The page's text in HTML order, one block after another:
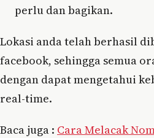
perlu dan bagikan.
Lokasi anda telah berhasil
facebook, sehingga semua
dengan dapat mengetahui
real-time.
Baca juga : Cara Melacak